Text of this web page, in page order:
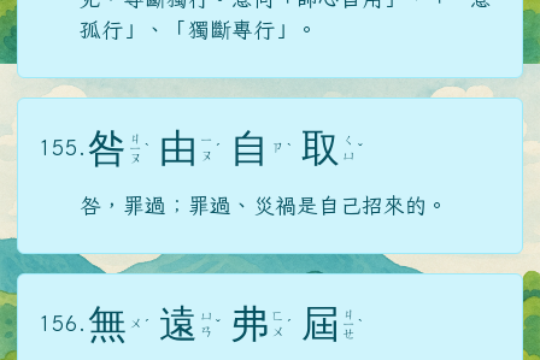
孤行」、「獨斷專行」。
155. 咎 ㄐ
ㄧ
ㄡ
ˋ 由 ㄧ
ㄡ ˊ 自 ㄗ ˋ 取
ㄑ
ㄩ ˇ
咎，罪過；罪過、災禍是自己招來的。
156. 無 ㄨ ˊ 遠 ㄩ
ㄢ ˇ 弗 ㄈ
ㄨ ˊ 屆 ㄐ
ㄧ
ㄝ
ˋ